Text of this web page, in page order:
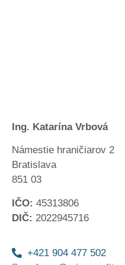
Ing. Katarína Vrbová
Námestie hraničiarov 2
Bratislava
851 03
IČO: 45313806
DIČ: 2022945716
+421 904 477 502